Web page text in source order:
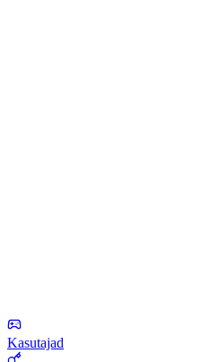
Kasutajad